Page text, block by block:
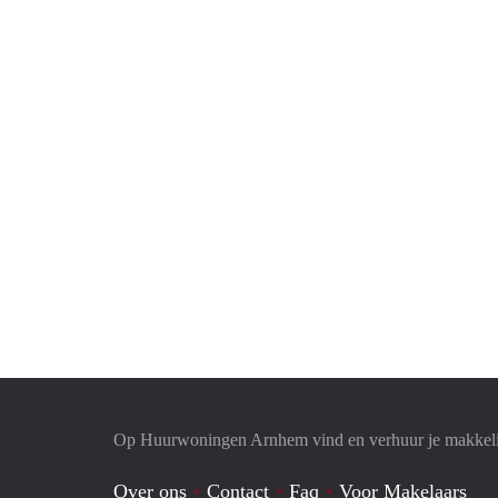
Op Huurwoningen Arnhem vind en verhuur je
Over ons Contact Faq Voor Makelaars